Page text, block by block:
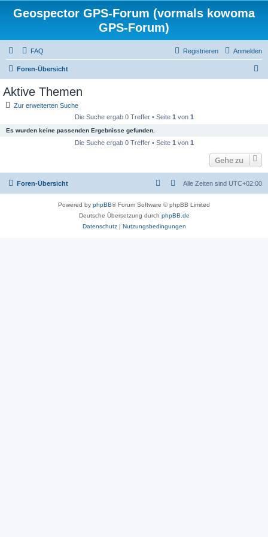
Geospector GPS-Forum (vormals kowoma
GPS-Forum)
FAQ Anmelden
Registrieren
Foren-Übersicht
Aktive Themen
Zur erweiterten Suche
Die Suche ergab 0 Treffer • Seite 1 von 1
Es wurden keine passenden Ergebnisse gefunden.
Die Suche ergab 0 Treffer • Seite 1 von 1
Gehe zu
Foren-Übersicht Alle Zeiten sind UTC+02:00
Powered by phpBB® Forum Software © phpBB Limited
Deutsche Übersetzung durch phpBB.de
Datenschutz| Nutzungsbedingungen